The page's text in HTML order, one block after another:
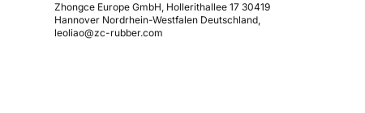
Zhongce Europe GmbH, Hollerithallee 17 30419
Hannover Nordrhein-Westfalen Deutschland,
leoliao@zc-rubber.com